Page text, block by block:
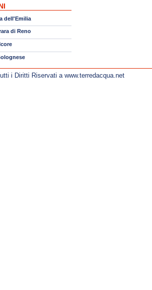
dell'Emilia
di Reno
i Diritti Riservati a www.terredacqua.net